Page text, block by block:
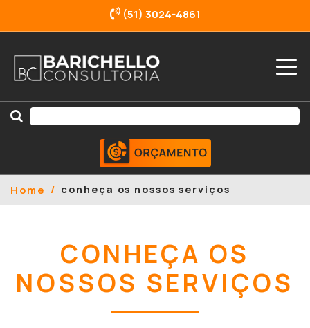
(51) 3024-4861
Home conheça os nossos serviços
CONHEÇA OS
NOSSOS SERVIÇOS